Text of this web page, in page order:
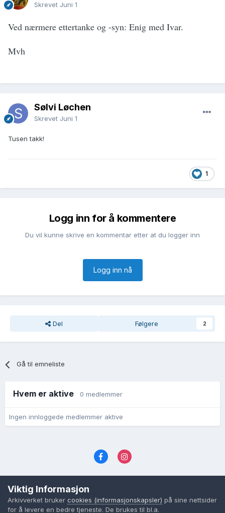
Skrevet Juni 1
Ved nærmere ettertanke og -syn: Enig med Ivar.
Mvh
Sølvi Løchen
Skrevet Juni 1
Tusen takk!
1
Logg inn for å kommentere
Du vil kunne skrive en kommentar etter at du logger inn
Logg inn nå
Del Følgere 2
Gå til emneliste
Hvem er aktive 0 medlemmer
Ingen innloggede medlemmer aktive
Cookies (informasjonskapsler)
Powered by Invision Community
Viktig Informasjon
Arkivverket bruker cookies (informasjonskapsler) på sine nettsider
for å levere en bedre tjeneste. De brukes til bl.a.